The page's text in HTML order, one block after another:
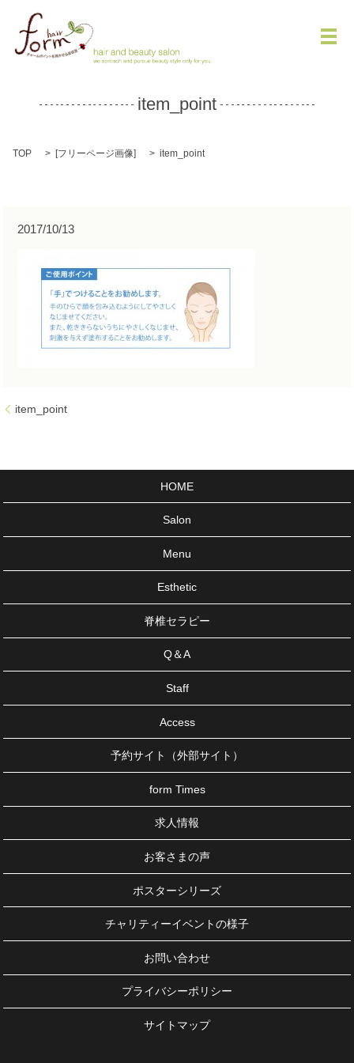
メ
item_point
TOP [フリーページ画像] item_point
2017/10/13
item_point
HOME
Salon
Menu
Esthetic
脊椎セラピー
Q＆A
Staff
Access
予約サイト（外部サイト）
form Times
求人情報
お客さまの声
ポスターシリーズ
チャリティーイベントの様子
お問い合わせ
プライバシーポリシー
サイトマップ